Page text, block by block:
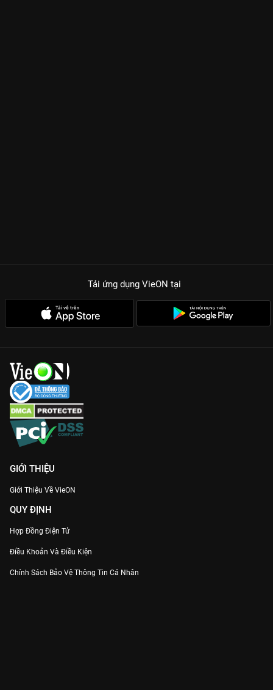
Tải ứng dụng VieON tại
GIỚI THIỆU
Giới Thiệu Về VieON
QUY ĐỊNH
Hợp Đồng Điện Tử
Điều Khoản Và Điều Kiện
Chính Sách Bảo Vệ Thông Tin Cá Nhân